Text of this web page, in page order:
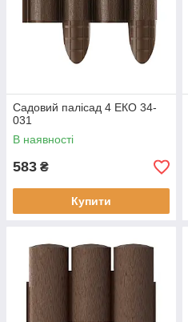
Садовий палісад 4 ЕКО 34-
031
В наявності
583 ₴
Купити